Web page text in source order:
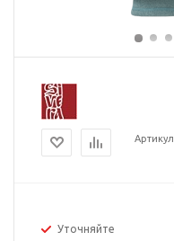
Артикул
Уточняйте